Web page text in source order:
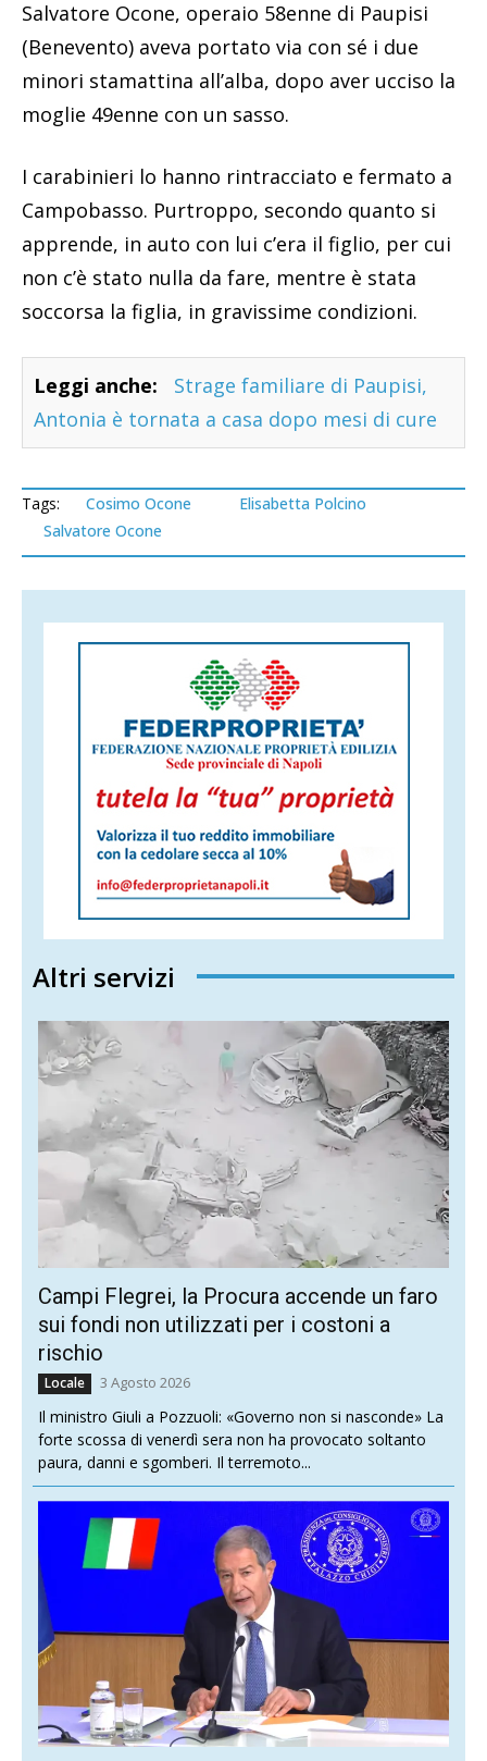
Salvatore Ocone, operaio 58enne di Paupisi
(Benevento) aveva portato via con sé i due
minori stamattina all’alba, dopo aver ucciso la
moglie 49enne con un sasso.
I carabinieri lo hanno rintracciato e fermato a
Campobasso. Purtroppo, secondo quanto si
apprende, in auto con lui c’era il figlio, per cui
non c’è stato nulla da fare, mentre è stata
soccorsa la figlia, in gravissime condizioni.
Leggi anche:
Strage familiare di Paupisi,
Antonia è tornata a casa dopo mesi di cure
Tags: Cosimo Ocone
Elisabetta Polcino
Salvatore Ocone
Altri servizi
Campi Flegrei, la Procura accende un faro
sui fondi non utilizzati per i costoni a
rischio
Locale 3 Agosto 2026
Il ministro Giuli a Pozzuoli: «Governo non si nasconde» La
forte scossa di venerdì sera non ha provocato soltanto
paura, danni e sgomberi. Il terremoto...